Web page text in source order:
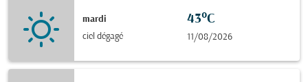
mardi
ciel dégagé
43°C
11/08/2026